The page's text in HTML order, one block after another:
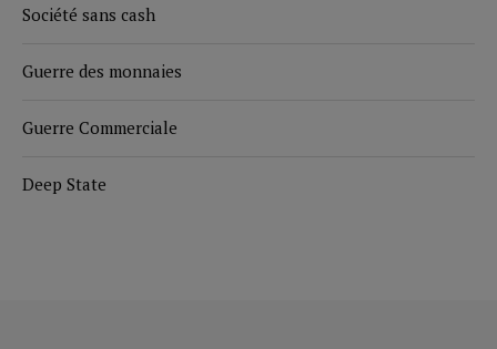
Société sans cash
Guerre des monnaies
Guerre Commerciale
Deep State